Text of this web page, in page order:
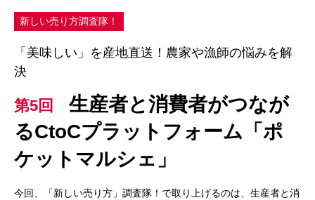
新しい売り方調査隊！
「美味しい」を産地直送！農家や漁師の悩みを解
決
第5回
生産者と消費者がつなが
るCtoCプラットフォーム「ポ
ケットマルシェ」
今回、「新しい売り方」調査隊！で取り上げるのは、生産者と消